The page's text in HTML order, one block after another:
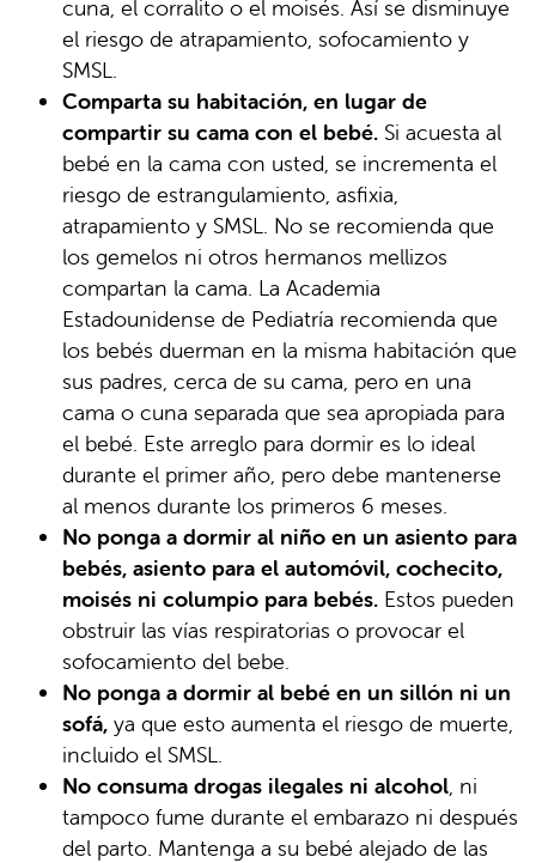
cuna, el corralito o el moisés. Así se disminuye
el riesgo de atrapamiento, sofocamiento y
SMSL.
Comparta su habitación, en lugar de
compartir su cama con el bebé. Si acuesta al
bebé en la cama con usted, se incrementa el
riesgo de estrangulamiento, asfixia,
atrapamiento y SMSL. No se recomienda que
los gemelos ni otros hermanos mellizos
compartan la cama. La Academia
Estadounidense de Pediatría recomienda que
los bebés duerman en la misma habitación que
sus padres, cerca de su cama, pero en una
cama o cuna separada que sea apropiada para
el bebé. Este arreglo para dormir es lo ideal
durante el primer año, pero debe mantenerse
al menos durante los primeros 6 meses.
No ponga a dormir al niño en un asiento para
bebés, asiento para el automóvil, cochecito,
moisés ni columpio para bebés. Estos pueden
obstruir las vías respiratorias o provocar el
sofocamiento del bebe.
No ponga a dormir al bebé en un sillón ni un
sofá, ya que esto aumenta el riesgo de muerte,
incluido el SMSL.
No consuma drogas ilegales ni alcohol, ni
tampoco fume durante el embarazo ni después
del parto. Mantenga a su bebé alejado de las